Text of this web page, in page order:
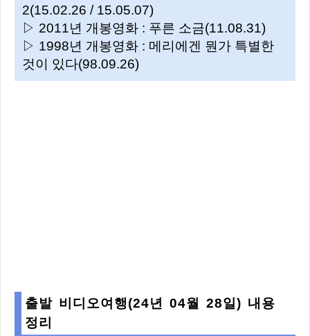
2(15.02.26 / 15.05.07)
▷ 2011년 개봉영화 : 푸른 소금(11.08.31)
▷ 1998년 개봉영화 : 메리에겐 뭔가 특별한
것이 있다(98.09.26)
출발 비디오여행(24년 04월 28일) 내용
정리